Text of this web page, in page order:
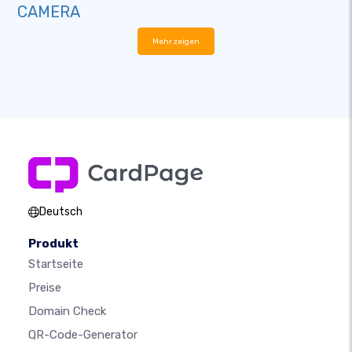
CAMERA
Mehr zeigen
Deutsch
Produkt
Startseite
Preise
Domain Check
QR-Code-Generator